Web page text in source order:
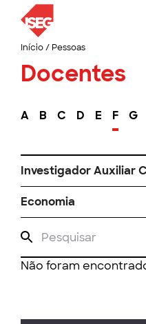
Início/ Pessoas
Docentes
A B C D E F G
Investigador Auxiliar
Economia
Não foram